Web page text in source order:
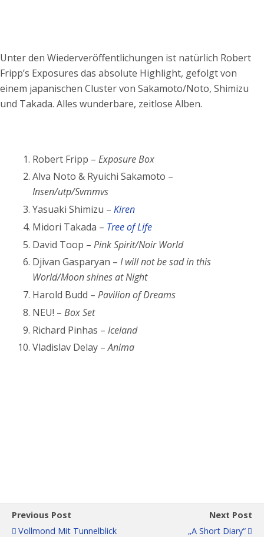
Unter den Wiederveröffentlichungen ist natürlich Robert
Fripp’s Exposures das absolute Highlight, gefolgt von
einem japanischen Cluster von Sakamoto/Noto, Shimizu
und Takada. Alles wunderbare, zeitlose Alben.
Robert Fripp –Exposure Box
Alva Noto & Ryuichi Sakamoto –
Insen/utp/Svmmvs
Yasuaki Shimizu –Kiren
Midori Takada – Tree of Life
David Toop –Pink Spirit/Noir World
Djivan Gasparyan –I will not be sad in this
World/Moon shines at Night
Harold Budd –Pavilion of Dreams
NEU! –Box Set
Richard Pinhas –Iceland
Vladislav Delay –Anima
Previous Post
Vollmond Mit Tunnelblick
Next Post
„A Short Diary“